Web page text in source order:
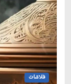
فلاشات